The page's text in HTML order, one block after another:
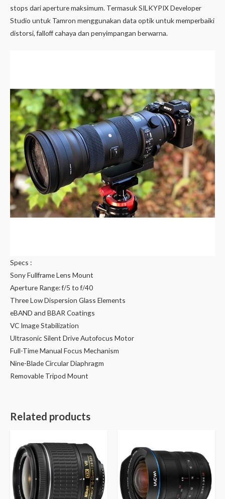
stops dari aperture maksimum. Termasuk SILKYPIX Developer
Studio untuk Tamron menggunakan data optik untuk memperbaiki
distorsi, falloff cahaya dan penyimpangan berwarna.
Specs :
Sony Fullframe Lens Mount
Aperture Range: f/5 to f/40
Three Low Dispersion Glass Elements
eBAND and BBAR Coatings
VC Image Stabilization
Ultrasonic Silent Drive Autofocus Motor
Full-Time Manual Focus Mechanism
Nine-Blade Circular Diaphragm
Removable Tripod Mount
Related products